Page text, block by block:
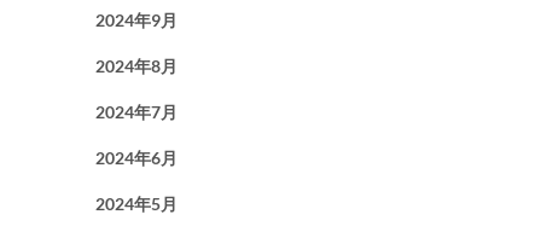
2024年9月
2024年8月
2024年7月
2024年6月
2024年5月